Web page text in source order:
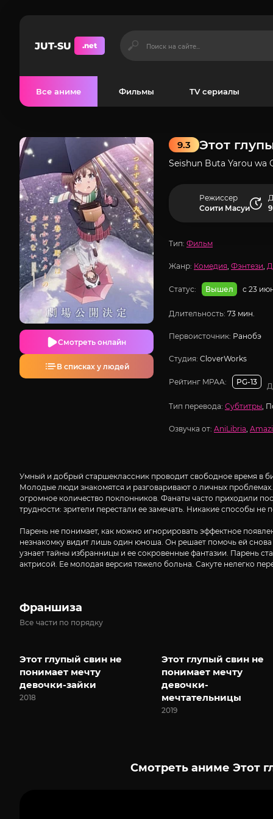
JUT-SU .net
Все аниме Фильмы TV сериалы
Этот
9.3
Seishun Buta Yarou wa
Смотреть онлайн
В списках у людей
Режиссер
Соити Масуи
Тип: Фильм
Жанр: Комедия, Фэнтези,
Статус: Вышел с 23
Длительность: 73 мин.
Первоисточник: Ранобэ
Студия: CloverWorks
Рейтинг MPAA: PG-13
Тип перевода: Субтитры,
Озвучка от: AniLibria,
Умный и добрый старшеклассник проводит свободное время в
Молодые люди знакомятся и разговаривают о личных
огромное количество поклонников. Фанаты часто приходили
трудности: зрители перестали ее замечать. Никакие способы
Парень не понимает, как можно игнорировать эффектное
незнакомку видит лишь один юноша. Он решает помочь ей
узнает тайны избранницы и ее сокровенные фантазии. Парень
актрисой. Ее молодая версия тяжело больна. Сакуте нелегко
Франшиза
Все части по порядку
Этот глупый свин не
понимает мечту
девочки-зайки
2018
Этот глупый свин не
понимает мечту
девочки-
мечтательницы
2019
Смотреть аниме Этот